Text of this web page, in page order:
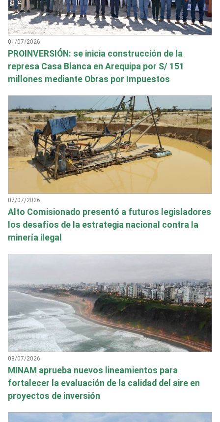
01/07/2026
PROINVERSIÓN: se inicia construcción de la
represa Casa Blanca en Arequipa por S/ 151
millones mediante Obras por Impuestos
07/07/2026
Alto Comisionado presentó a futuros legisladores
los desafíos de la estrategia nacional contra la
minería ilegal
08/07/2026
MINAM aprueba nuevos lineamientos para
fortalecer la evaluación de la calidad del aire en
proyectos de inversión